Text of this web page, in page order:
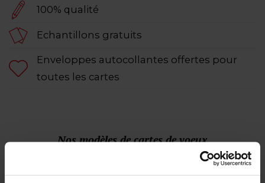
100% qualité
Echantillons gratuits
Enveloppes autocollantes offertes pour
toutes les cartes
Nos modèles de cartes de voeux